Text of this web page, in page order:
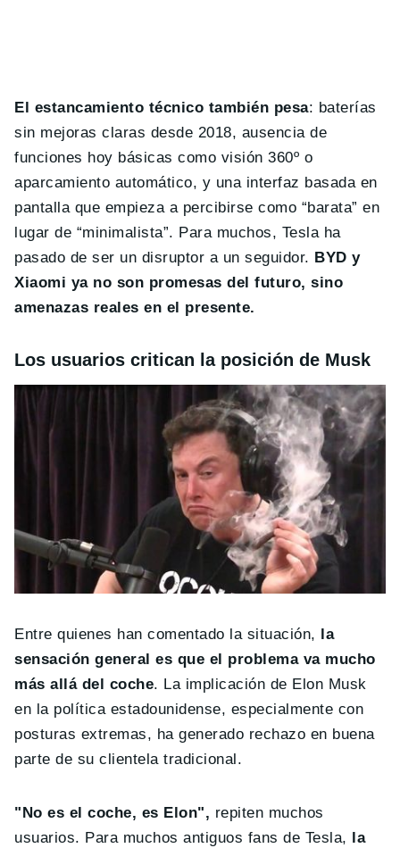
El estancamiento técnico también pesa: baterías
sin mejoras claras desde 2018, ausencia de
funciones hoy básicas como visión 360º o
aparcamiento automático, y una interfaz basada en
pantalla que empieza a percibirse como “barata” en
lugar de “minimalista”. Para muchos, Tesla ha
pasado de ser un disruptor a un seguidor. BYD y
Xiaomi ya no son promesas del futuro, sino
amenazas reales en el presente.
Los usuarios critican la posición de Musk
Entre quienes han comentado la situación, la
sensación general es que el problema va mucho
más allá del coche. La implicación de Elon Musk
en la política estadounidense, especialmente con
posturas extremas, ha generado rechazo en buena
parte de su clientela tradicional.
"No es el coche, es Elon", repiten muchos
usuarios. Para muchos antiguos fans de Tesla, la